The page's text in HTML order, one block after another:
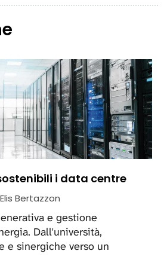
i data centre
Bertazzon
e gestione
Dall'università,
e sinergiche verso un